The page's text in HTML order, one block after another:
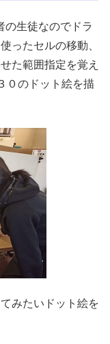
の生徒なのでドラ
ったセルの移動、
た範囲指定を覚え
０のドット絵を描
みたいドット絵を